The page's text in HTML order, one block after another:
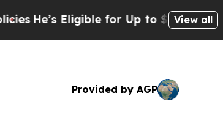
He’s Eligible for Up to $480,000View all
Provided by AGP